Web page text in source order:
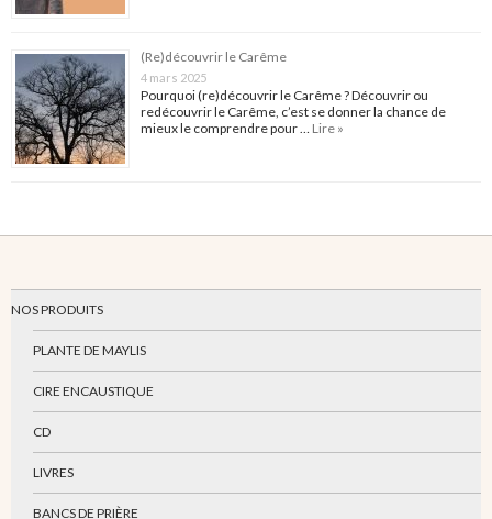
(Re)découvrir le Carême
4 mars 2025
Pourquoi (re)découvrir le Carême ? Découvrir ou
redécouvrir le Carême, c’est se donner la chance de
mieux le comprendre pour … Lire »
NOS PRODUITS
PLANTE DE MAYLIS
CIRE ENCAUSTIQUE
CD
LIVRES
BANCS DE PRIÈRE